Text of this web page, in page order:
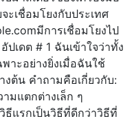
ะเชื่อมโยงกับประเทศ
มีการเชื่อมโยงไป
ปเดต # 1 ฉันเข้าใจว่าทั้ง
าะอย่างยิ่งเมื่อฉันใช้
ต้น คำถามคือเกี่ยวกับ:
มแตกต่างเล็ก ๆ
ธีแรกเป็นวิธีที่ดีกว่าวิธีที่